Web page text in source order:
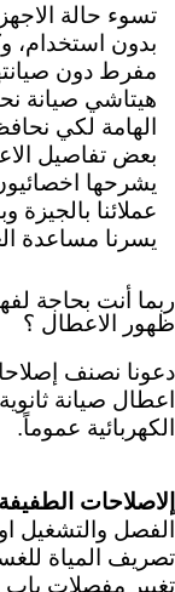
تسوء حالة
بدون استخدام،
مفرط دون
هيتاشي صيانة
الهامة لكي
بعض تفاصيل
يشرحها
عملائنا
يسرنا مساعدة
ربما أنت بحاجة
ظهور الاعطال ؟
دعونا نصنف
اعطال صيانة
الكهربائية عموماً.
إلاصلاحات الطفيفة
الفصل والتشغيل
تصريف المياة
تغيير مفصلات باب